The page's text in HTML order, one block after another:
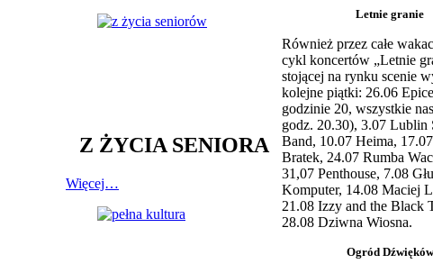
Z ŻYCIA SENIORA
Więcej…
Letnie granie
Również przez całe
cykl koncertów „Letnie
stojącej na rynku scenie
kolejne piątki: 26.06
godzinie 20, wszystkie
godz. 20.30), 3.07 Lublin
Band, 10.07 Heima,
Bratek, 24.07 Rumba
31,07 Penthouse, 7.08
Komputer, 14.08 Maciej
21.08 Izzy and the Black
28.08 Dziwna Wiosna.
Ogród Dźwięków